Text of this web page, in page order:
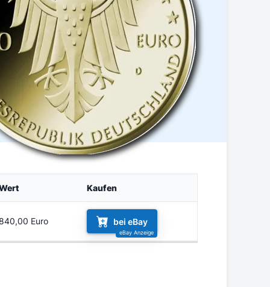
Kaufen
Euro bei eBay